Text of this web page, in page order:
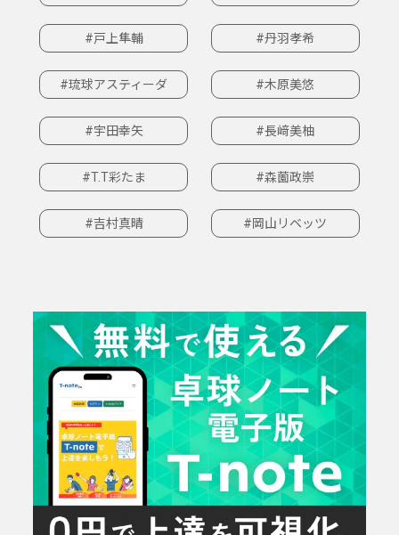
#戸上隼輔 #丹羽孝希
#琉球アスティーダ #木原美悠
#宇田幸矢 #長﨑美柚
#T.T彩たま #森薗政崇
#吉村真晴 #岡山リベッツ